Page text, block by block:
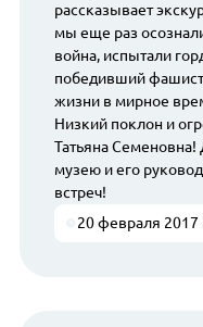
рассказывает
мы еще раз
война, испытали
победивший
жизни в мирное
Низкий поклон и
Татьяна
музею и его
встреч!
20 февраля 2017